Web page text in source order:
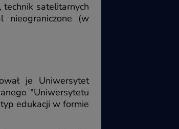
technik satelitarnych
nieograniczone (w
je Uniwersytet
"Uniwersytetu
edukacji w formie